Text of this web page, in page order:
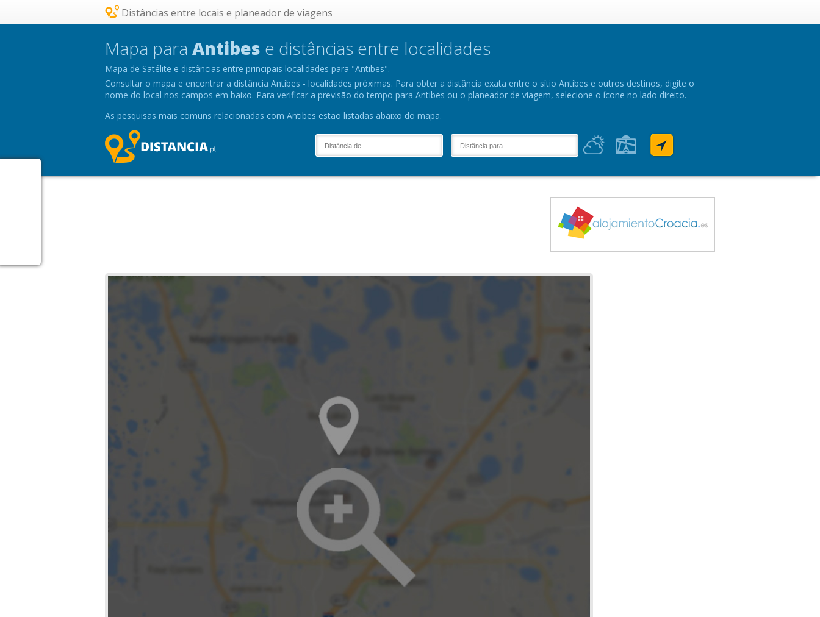
Distâncias entre locais e planeador de viagens
Mapa para Antibes e distâncias entre localidades
Mapa de Satélite e distâncias entre principais localidades para "Antibes".
Consultar o mapa e encontrar a distância Antibes - localidades próximas. Para obter a distância exata entre o sítio Antibes e outros destinos, digite o
nome do local nos campos em baixo. Para verificar a previsão do tempo para Antibes ou o planeador de viagem, selecione o ícone no lado direito.
As pesquisas mais comuns relacionadas com Antibes estão listadas abaixo do mapa.